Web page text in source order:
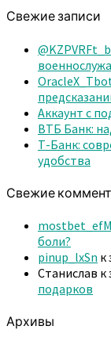
Свежие записи
Аккаунт с
ВТБ Банк:
Т-Банк:
удобства
Свежие
боли?
pinup_lxSn к
Станислав к
подарков
Архивы